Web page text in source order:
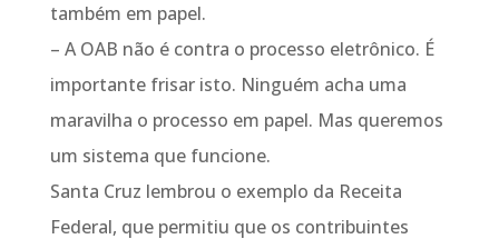
também em papel.
– A OAB não é contra o processo eletrônico. É
importante frisar isto. Ninguém acha uma
maravilha o processo em papel. Mas queremos
um sistema que funcione.
Santa Cruz lembrou o exemplo da Receita
Federal, que permitiu que os contribuintes